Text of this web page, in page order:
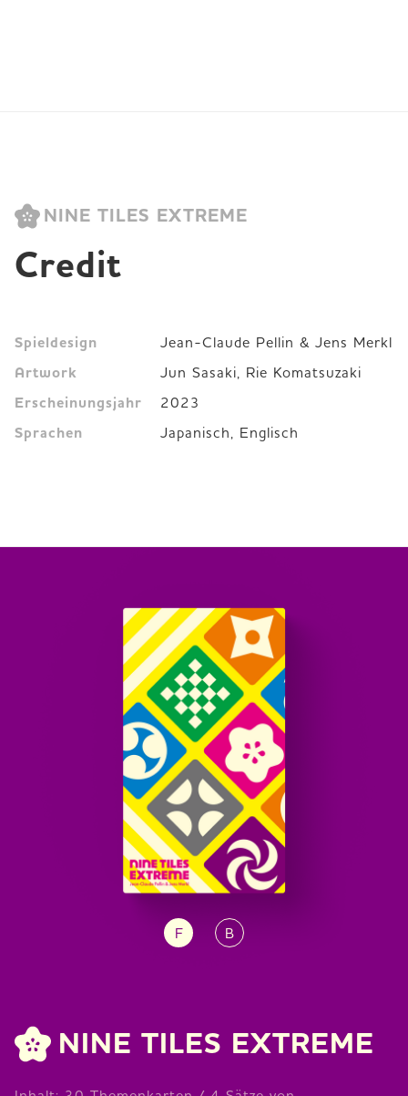
NINE TILES EXTREME
Credit
Spieldesign Jean-Claude Pellin & Jens Merkl
Artwork Jun Sasaki, Rie Komatsuzaki
Erscheinungsjahr 2023
Sprachen Japanisch, Englisch
NINE TILES EXTREME
F B